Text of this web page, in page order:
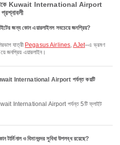
থেকে Kuwait International Airport
জন্য কোন এয়ারলাইনস সবচেয়ে জনপ্রিয়?
যাত্রী Pegasus Airlines, AJet–এ ভ্রমণ
জনপ্রিয় এয়ারলাইন।
Kuwait International Airport পর্যন্ত কয়টি
ও বিমানবন্দর সুবিধা উপলব্ধ রয়েছে?